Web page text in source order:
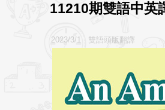
11210期雙語中英
2023/3/1 雙語頭版翻譯